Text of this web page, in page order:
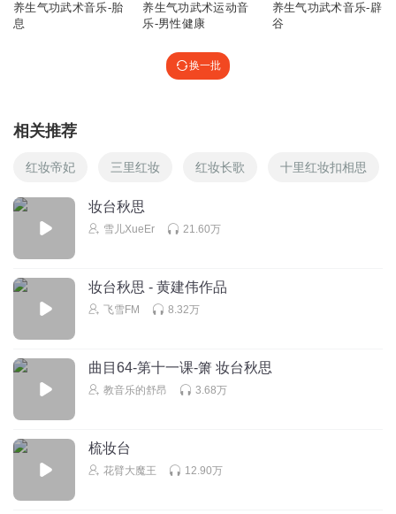
养生气功武术音乐-胎
息
养生气功武术运动音
乐-男性健康
养生气功武术音乐-辟
谷
换一批
相关推荐
红妆帝妃 三里红妆 红妆长歌 十里红妆扣相思
妆台秋思
雪儿XueEr 21.60万
妆台秋思 - 黄建伟作品
飞雪FM 8.32万
曲目64-第十一课-箫 妆台秋思
教音乐的舒昂 3.68万
梳妆台
花臂大魔王 12.90万